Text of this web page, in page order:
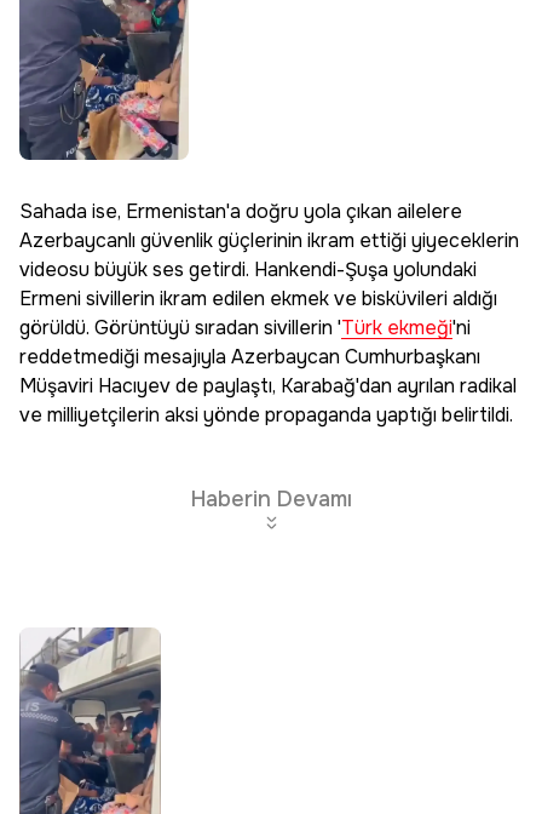
Sahada ise, Ermenistan'a doğru yola çıkan ailelere
Azerbaycanlı güvenlik güçlerinin ikram ettiği yiyeceklerin
videosu büyük ses getirdi. Hankendi-Şuşa yolundaki
Ermeni sivillerin ikram edilen ekmek ve bisküvileri aldığı
görüldü. Görüntüyü sıradan sivillerin 'Türk ekmeği'ni
reddetmediği mesajıyla Azerbaycan Cumhurbaşkanı
Müşaviri Hacıyev de paylaştı, Karabağ'dan ayrılan radikal
ve milliyetçilerin aksi yönde propaganda yaptığı belirtildi.
Haberin Devamı